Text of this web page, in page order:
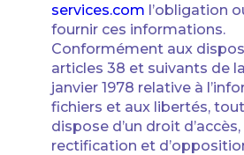
services.com l’obligation
fournir ces informations.
Conformément aux
articles 38 et suivants de
janvier 1978 relative à
fichiers et aux libertés,
dispose d’un droit
rectification et